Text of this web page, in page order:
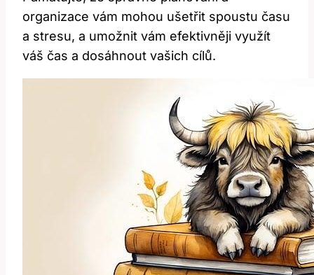
organizace vám mohou ušetřit spoustu času
a stresu, a umožnit vám efektivněji využít
váš čas a dosáhnout vašich cílů.